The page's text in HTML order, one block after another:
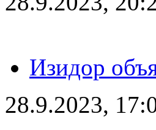
Изидор
28.9.2023,